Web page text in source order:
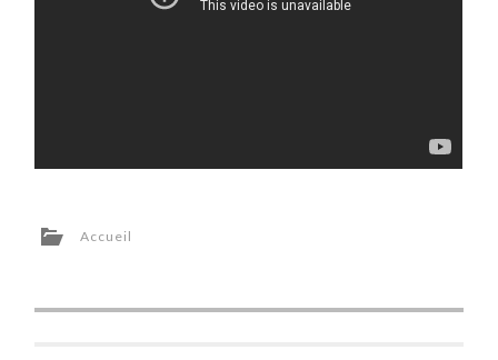
Accueil